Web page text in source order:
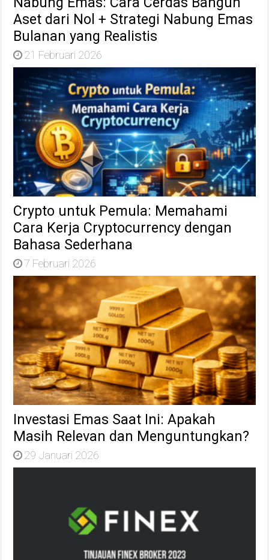
Aset dari Nol + Strategi Nabung Emas
Bulanan yang Realistis
21 Februari 2026
Crypto untuk Pemula: Memahami
Cara Kerja Cryptocurrency dengan
Bahasa Sederhana
7 Februari 2026
Investasi Emas Saat Ini: Apakah
Masih Relevan dan Menguntungkan?
29 Januari 2026